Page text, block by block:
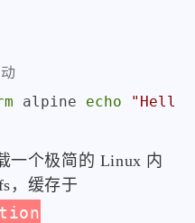
alpine echo "Hello
一个极简的 Linux 内
，缓存于